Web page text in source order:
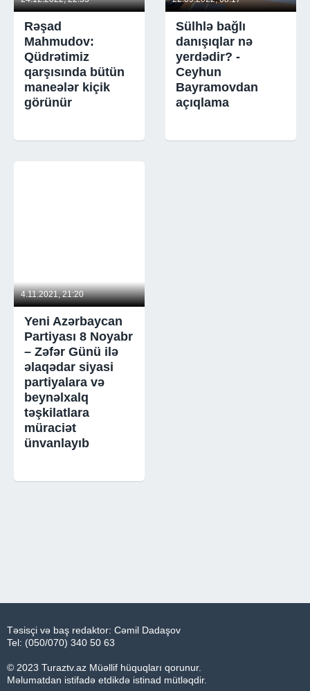
Rəşad
Mahmudov:
Qüdrətimiz
qarşısında bütün
maneələr kiçik
görünür
Sülhlə bağlı
danışıqlar nə
yerdədir? -
Ceyhun
Bayramovdan
açıqlama
4.11.2021, 21:20
Yeni Azərbaycan
Partiyası 8 Noyabr
– Zəfər Günü ilə
əlaqədar siyasi
partiyalara və
beynəlxalq
təşkilatlara
müraciət
ünvanlayıb
Təsisçi və baş redaktor: Cəmil Dadaşov
Tel: (050/070) 340 50 63
© 2023 Turaztv.az Müəllif hüquqları qorunur.
Məlumatdan istifadə etdikdə istinad mütləqdir.